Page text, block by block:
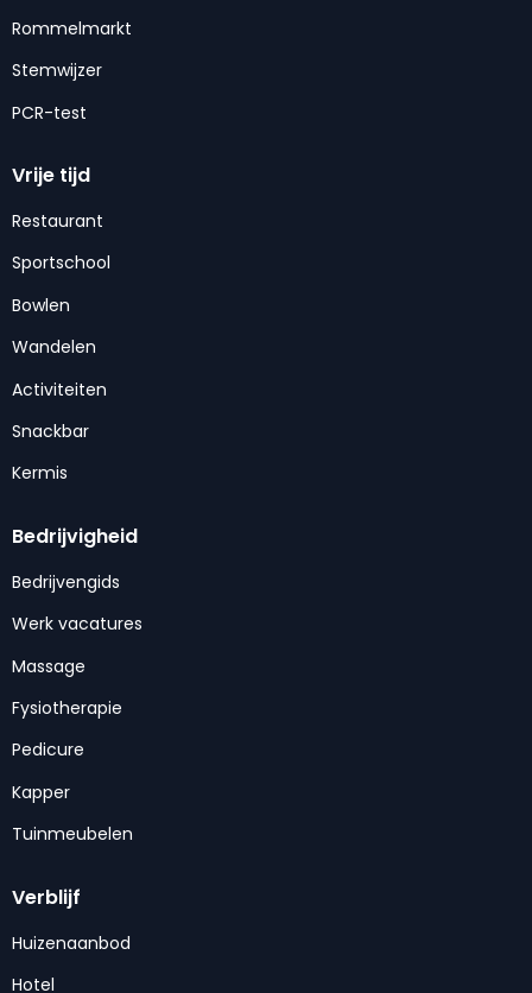
Rommelmarkt
Stemwijzer
PCR-test
Vrije tijd
Restaurant
Sportschool
Bowlen
Wandelen
Activiteiten
Snackbar
Kermis
Bedrijvigheid
Bedrijvengids
Werk vacatures
Massage
Fysiotherapie
Pedicure
Kapper
Tuinmeubelen
Verblijf
Huizenaanbod
Hotel